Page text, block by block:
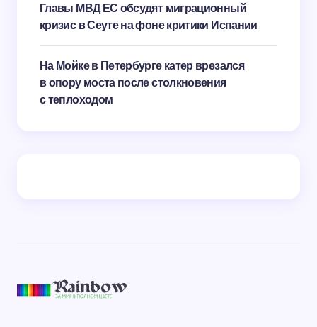
Главы МВД ЕС обсудят миграционный
кризис в Сеуте на фоне критики Испании
На Мойке в Петербурге катер врезался
в опору моста после столкновения
с теплоходом